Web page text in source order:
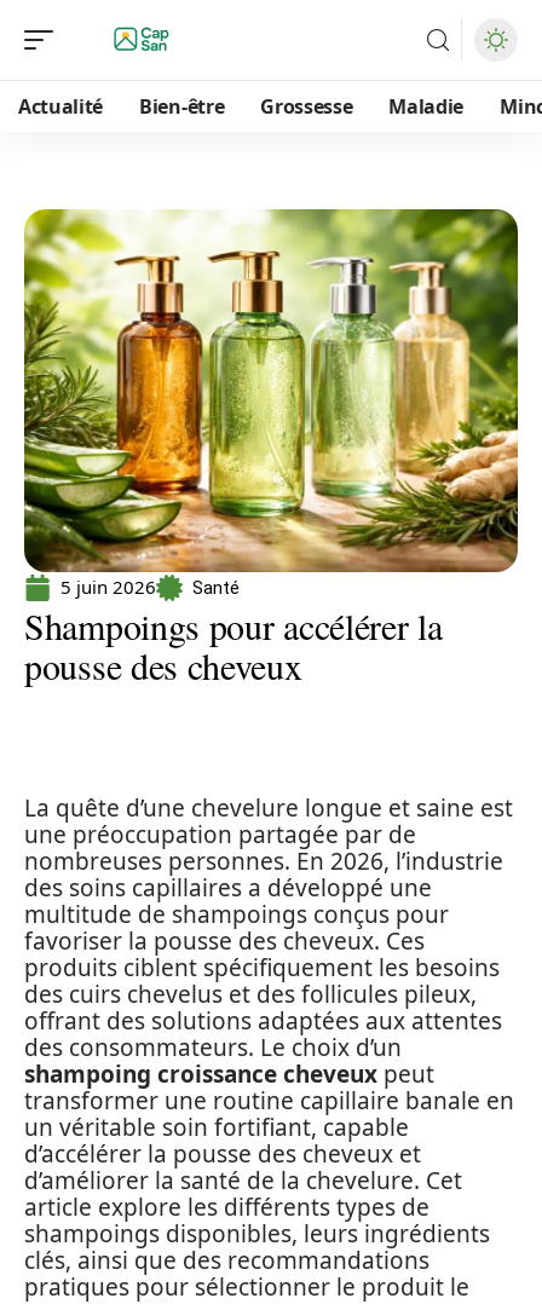
Actualité Bien-être Grossesse Maladie
5 juin 2026 Santé
Shampoings pour accélérer la
pousse des cheveux
La quête d’une chevelure longue et saine est
une préoccupation partagée par de
nombreuses personnes. En 2026, l’industrie
des soins capillaires a développé une
multitude de shampoings conçus pour
favoriser la pousse des cheveux. Ces
produits ciblent spécifiquement les besoins
des cuirs chevelus et des follicules pileux,
offrant des solutions adaptées aux attentes
des consommateurs. Le choix d’un
shampoing croissance cheveux peut
transformer une routine capillaire banale en
un véritable soin fortifiant, capable
d’accélérer la pousse des cheveux et
d’améliorer la santé de la chevelure. Cet
article explore les différents types de
shampoings disponibles, leurs ingrédients
clés, ainsi que des recommandations
pratiques pour sélectionner le produit le